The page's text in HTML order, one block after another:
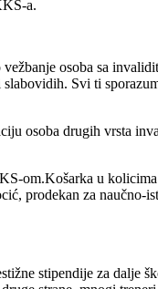
a.
osoba sa
Svi ti
osoba drugih vrsta
om.Košarka u
prodekan za naučno-
stipendije za dalje